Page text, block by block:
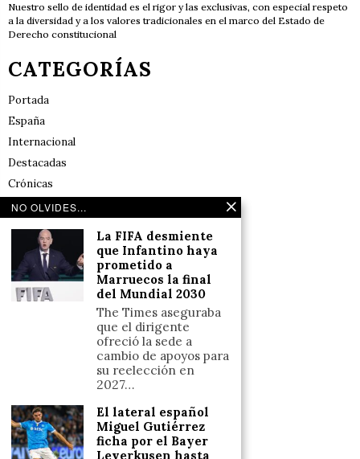
Nuestro sello de identidad es el rigor y las exclusivas, con especial respeto
a la diversidad y a los valores tradicionales en el marco del Estado de
Derecho constitucional
CATEGORÍAS
Portada
España
Internacional
Destacadas
Crónicas
Noticias de deportes en España
Reflexiones
LINKS
Política de cookies (UE)
Términos y condiciones
Llámanos
+34633110958
NO OLVIDES...
La FIFA desmiente
que Infantino haya
prometido a
Marruecos la final
del Mundial 2030
The Times aseguraba
que el dirigente
ofreció la sede a
cambio de apoyos para
su reelección en
2027…
El lateral español
Miguel Gutiérrez
ficha por el Bayer
Leverkusen hasta